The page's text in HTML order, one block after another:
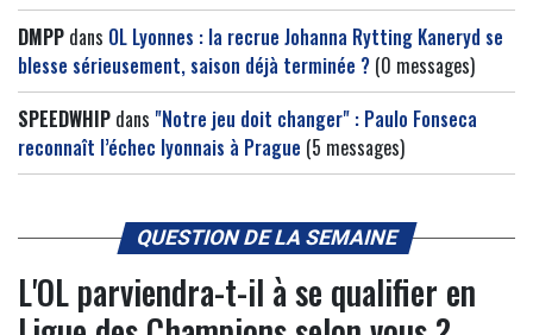
DMPP dans OL Lyonnes : la recrue Johanna Rytting Kaneryd se
blesse sérieusement, saison déjà terminée ? (0 messages)
SPEEDWHIP dans "Notre jeu doit changer" : Paulo Fonseca
reconnaît l’échec lyonnais à Prague (5 messages)
QUESTION DE LA SEMAINE
L'OL parviendra-t-il à se qualifier en